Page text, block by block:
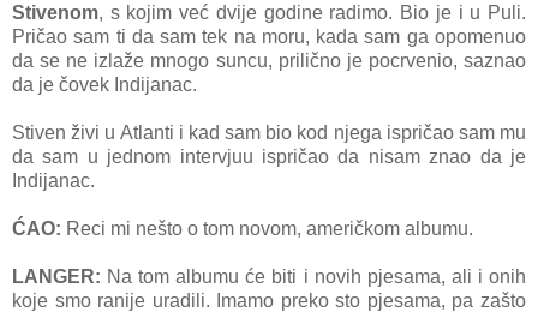
Stivenom, s kojim već dvije godine radimo. Bio je i u Puli.
Pričao sam ti da sam tek na moru, kada sam ga opomenuo
da se ne izlaže mnogo suncu, prilično je pocrvenio, saznao
da je čovek Indijanac.
Stiven živi u Atlanti i kad sam bio kod njega ispričao sam mu
da sam u jednom intervjuu ispričao da nisam znao da je
Indijanac.
ĆAO: Reci mi nešto o tom novom, američkom albumu.
LANGER: Na tom albumu će biti i novih pjesama, ali i onih
koje smo ranije uradili. Imamo preko sto pjesama, pa zašto